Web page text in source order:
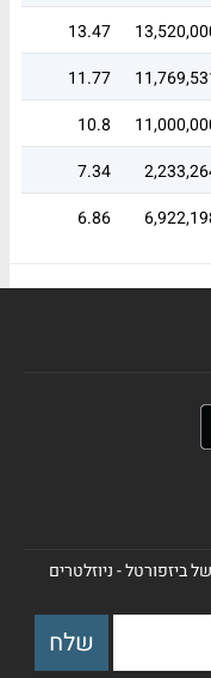
13.47
11.77
10.8
7.34
6.86
ביזפורטל - ניוזלטרים